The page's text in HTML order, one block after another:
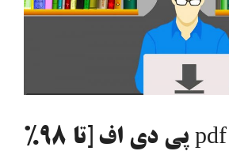
دانلود کتاب pdf پی دی اف [تا 98%